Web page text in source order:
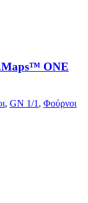
ONE
, GN 1/1 , Φούρνοι